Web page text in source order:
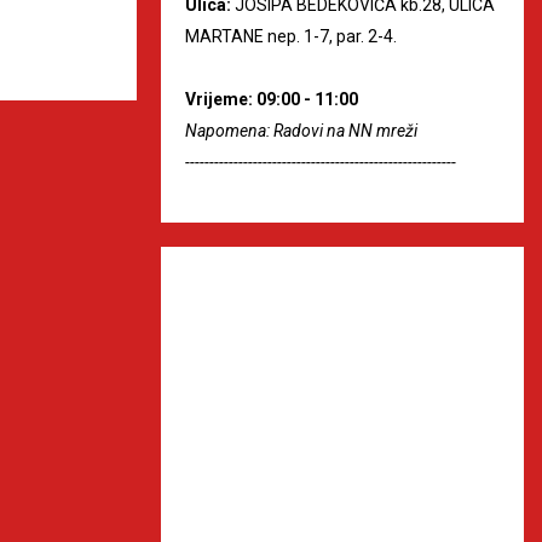
Ulica: JOSIPA BEDEKOVIĆA kb.28, ULICA
MARTANE nep. 1-7, par. 2-4.
Vrijeme: 09:00 - 11:00
Napomena: Radovi na NN mreži
--------------------------------------------------------